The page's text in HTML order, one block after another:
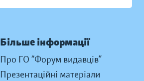
Більше інформації
Про ГО “Форум видавців”
Презентаційні матеріали